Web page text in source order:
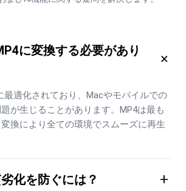
に変換する必要があり
×
最適化されており、Macやモバイルでの
が生じることがあります。MP4は最も
換により全ての環境でスムーズに再生
化を防ぐには？ +